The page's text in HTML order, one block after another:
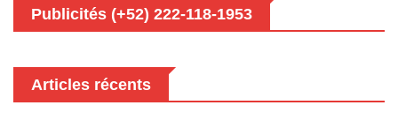
Publicités (+52) 222-118-1953
Articles récents